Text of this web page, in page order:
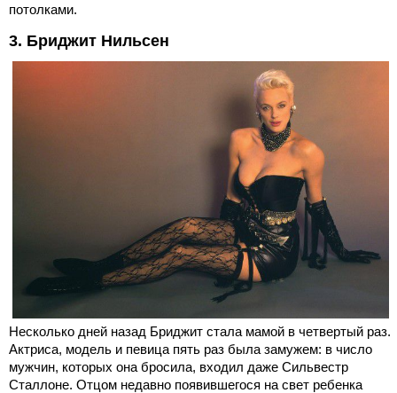
потолками.
3. Бриджит Нильсен
Несколько дней назад Бриджит стала мамой в четвертый раз.
Актриса, модель и певица пять раз была замужем: в число
мужчин, которых она бросила, входил даже Сильвестр
Сталлоне. Отцом недавно появившегося на свет ребенка